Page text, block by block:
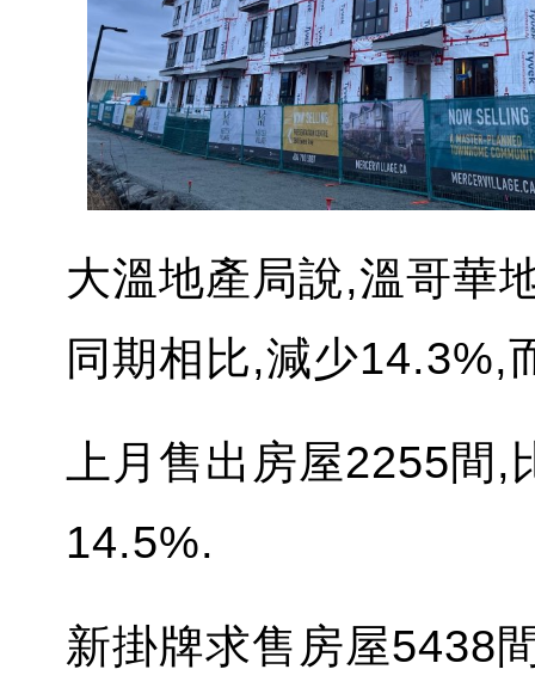
大溫地產局說,溫哥華
同期相比,減少14.3%,
上月售出房屋2255間
14.5%.
新掛牌求售房屋5438